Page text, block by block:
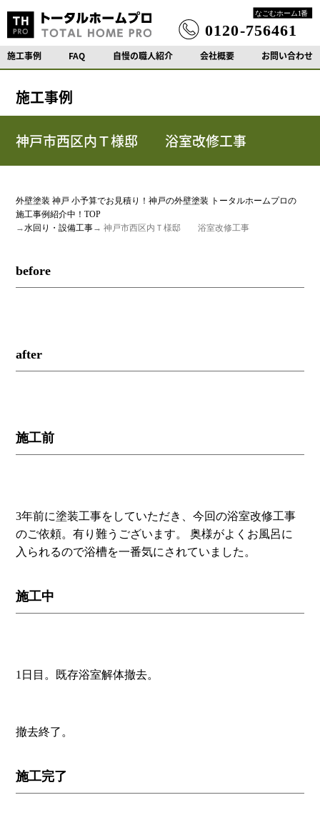
施工事例 FAQ 自慢の職人紹介 会社概要 お問い合わせ
施工事例
神戸市西区内Ｔ様邸 浴室改修工事
外壁塗装 神戸 小予算でお見積り！神戸の外壁塗装 トータルホームプロの
施工事例紹介中！TOP
→水回り・設備工事→ 神戸市西区内Ｔ様邸 浴室改修工事
before
after
施工前
3年前に塗装工事をしていただき、今回の浴室改修工事
のご依頼。有り難うございます。 奥様がよくお風呂に
入られるので浴槽を一番気にされていました。
施工中
1日目。既存浴室解体撤去。
撤去終了。
施工完了